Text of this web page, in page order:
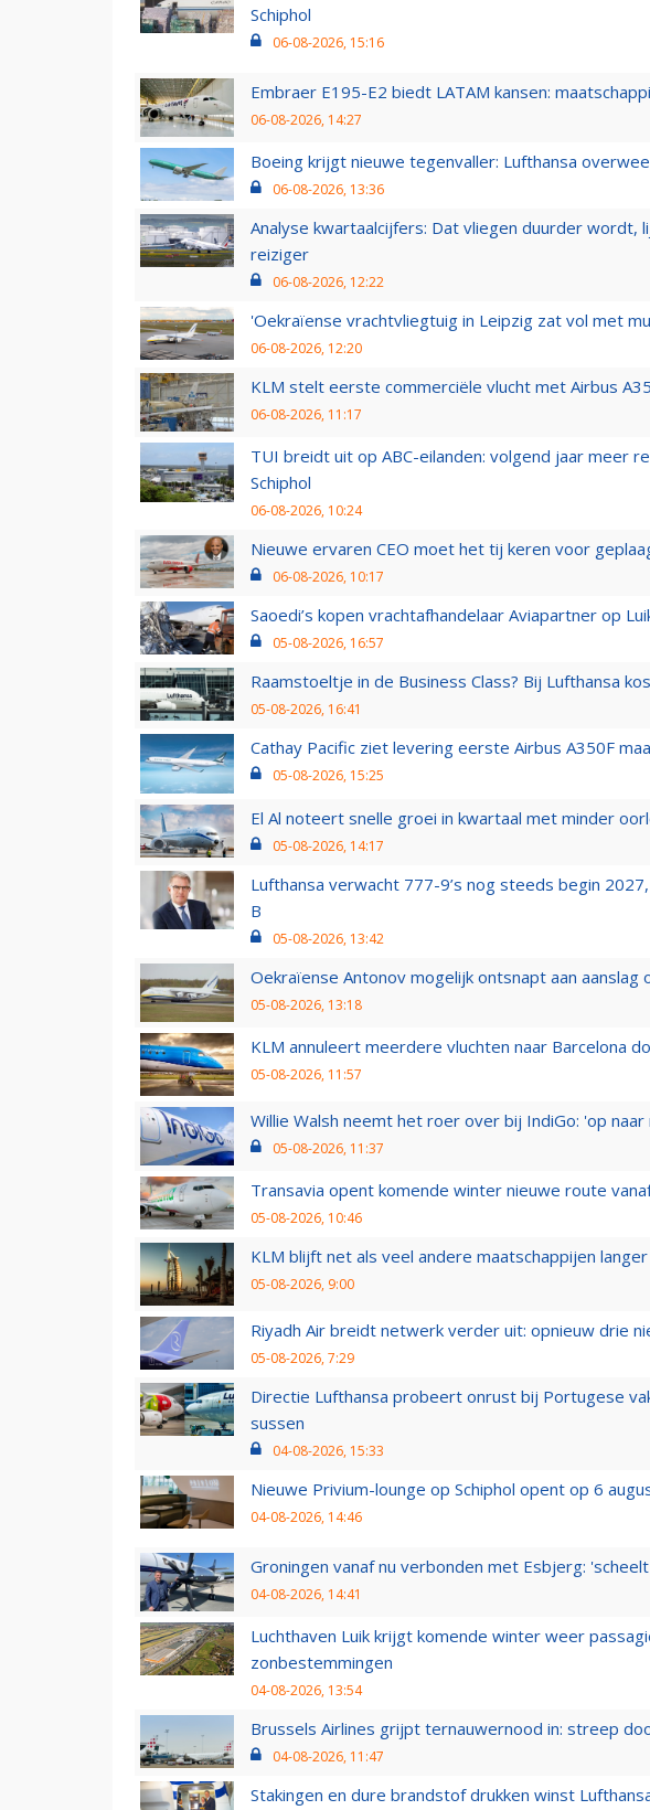
Schiphol
06-08-2026, 15:16
Embraer E195-E2 biedt LATAM kansen:
06-08-2026, 14:27
Boeing krijgt nieuwe tegenvaller: Lufthansa
06-08-2026, 13:36
Analyse kwartaalcijfers: Dat vliegen duurder wordt,
reiziger
06-08-2026, 12:22
'Oekraïense vrachtvliegtuig in Leipzig zat vol met
06-08-2026, 12:20
KLM stelt eerste commerciële vlucht met Airbus
06-08-2026, 11:17
TUI breidt uit op ABC-eilanden: volgend jaar meer
Schiphol
06-08-2026, 10:24
Nieuwe ervaren CEO moet het tij keren voor
06-08-2026, 10:17
Saoedi’s kopen vrachtafhandelaar Aviapartner op
05-08-2026, 16:57
Raamstoeltje in de Business Class? Bij Lufthansa
05-08-2026, 16:41
Cathay Pacific ziet levering eerste Airbus A350F
05-08-2026, 15:25
El Al noteert snelle groei in kwartaal met minder
05-08-2026, 14:17
Lufthansa verwacht 777-9’s nog steeds begin
B
05-08-2026, 13:42
Oekraïense Antonov mogelijk ontsnapt aan aanslag
05-08-2026, 13:18
KLM annuleert meerdere vluchten naar Barcelona
05-08-2026, 11:57
Willie Walsh neemt het roer over bij IndiGo: 'op
05-08-2026, 11:37
Transavia opent komende winter nieuwe route
05-08-2026, 10:46
KLM blijft net als veel andere maatschappijen
05-08-2026, 9:00
Riyadh Air breidt netwerk verder uit: opnieuw drie
05-08-2026, 7:29
Directie Lufthansa probeert onrust bij Portugese
sussen
04-08-2026, 15:33
Nieuwe Privium-lounge op Schiphol opent op 6
04-08-2026, 14:46
Groningen vanaf nu verbonden met Esbjerg:
04-08-2026, 14:41
Luchthaven Luik krijgt komende winter weer
zonbestemmingen
04-08-2026, 13:54
Brussels Airlines grijpt ternauwernood in: streep
04-08-2026, 11:47
Stakingen en dure brandstof drukken winst